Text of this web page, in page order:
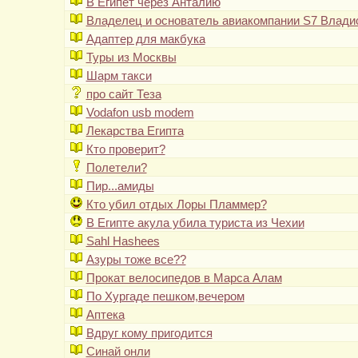
Владелец и основатель авиакомпании S7
Адаптер для макбука
Туры из Москвы
Шарм такси
про сайт Теза
Vodafon usb modem
Лекарства Египта
Кто проверит?
Полетели?
Пир...амиды
Кто убил отдых Лоры Пламмер?
В Египте акула убила туриста из Чехии
Sahl Hashees
Азуры тоже все??
Прокат велосипедов в Марса Алам
По Хургаде пешком,вечером
Аптека
Вдруг кому пригодится
Синай онли